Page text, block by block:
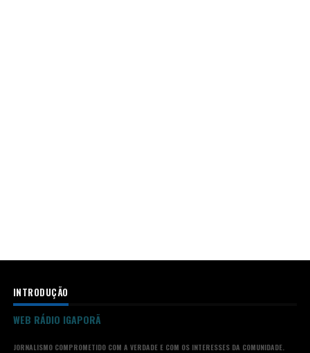
INTRODUÇÃO
WEB RÁDIO IGAPORÃ
JORNALISMO COMPROMETIDO COM A VERDADE E COM OS INTERESSES DA COMUNIDADE.